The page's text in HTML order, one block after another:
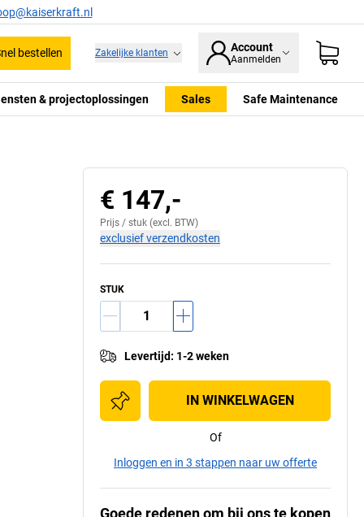
bestellen Zakelijke klanten Account
Aanmelden
& projectoplossingen Sales Safe Maintenance
€ 147,-
Prijs / stuk (excl. BTW)
exclusief verzendkosten
STUK
Levertijd: 1-2 weken
IN WINKELWAGEN
Of
Inloggen en in 3 stappen naar uw offerte
Goede redenen om bij ons te kopen